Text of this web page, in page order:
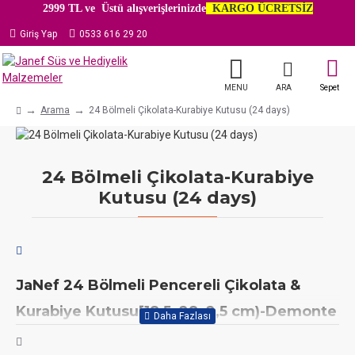
2999 TL ve Üstü alışverişlerinizdeKARGO ÜCRETSİZ
Giriş Yap 0533 616 29 20
Arama 24 Bölmeli Çikolata-Kurabiye Kutusu (24 days)
24 Bölmeli Çikolata-Kurabiye
Kutusu (24 days)
JaNef 24 Bölmeli Pencereli Çikolata &
Kurabiye Kutusu[18,5x28x2,5 cm)-Demonte
Geniş kapasitesi ve düzenli bölmeleriyle ikramlıklarınıza